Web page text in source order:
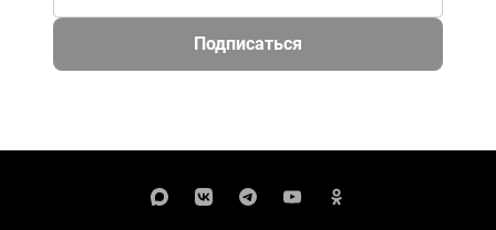
Подписаться